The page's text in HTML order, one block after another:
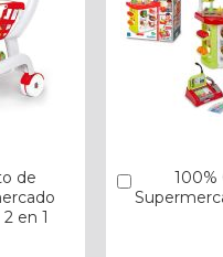
de
en 1
100%
Añadir